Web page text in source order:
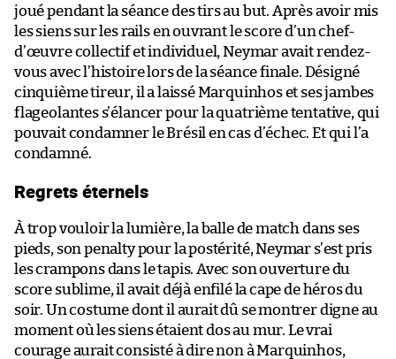
joué pendant la séance des tirs au but. Après avoir mis
les siens sur les rails en ouvrant le score d’un chef-
d’œuvre collectif et individuel, Neymar avait rendez-
vous avec l’histoire lors de la séance finale. Désigné
cinquième tireur, il a laissé Marquinhos et ses jambes
flageolantes s’élancer pour la quatrième tentative, qui
pouvait condamner le Brésil en cas d’échec. Et qui l’a
condamné.
Regrets éternels
À trop vouloir la lumière, la balle de match dans ses
pieds, son penalty pour la postérité, Neymar s’est pris
les crampons dans le tapis. Avec son ouverture du
score sublime, il avait déjà enfilé la cape de héros du
soir. Un costume dont il aurait dû se montrer digne au
moment où les siens étaient dos au mur. Le vrai
courage aurait consisté à dire non à Marquinhos,